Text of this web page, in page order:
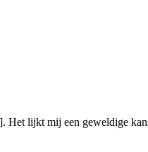
lijkt mij een geweldige